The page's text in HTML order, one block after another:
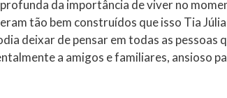
da importância de viver no
tão bem construídos que isso Tia Júlia
deixar de pensar em todas as pessoas
a amigos e familiares, ansioso